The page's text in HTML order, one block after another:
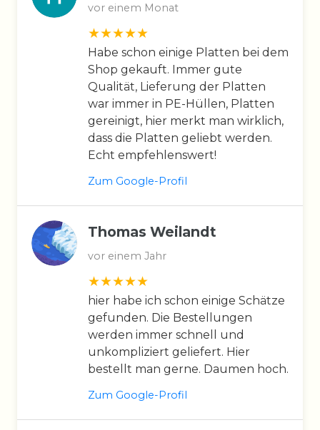
vor einem Monat
Habe schon einige Platten bei dem
Shop gekauft. Immer gute
Qualität, Lieferung der Platten
war immer in PE-Hüllen, Platten
gereinigt, hier merkt man wirklich,
dass die Platten geliebt werden.
Echt empfehlenswert!
Zum Google-Profil
Thomas Weilandt
vor einem Jahr
hier habe ich schon einige Schätze
gefunden. Die Bestellungen
werden immer schnell und
unkompliziert geliefert. Hier
bestellt man gerne. Daumen hoch.
Zum Google-Profil